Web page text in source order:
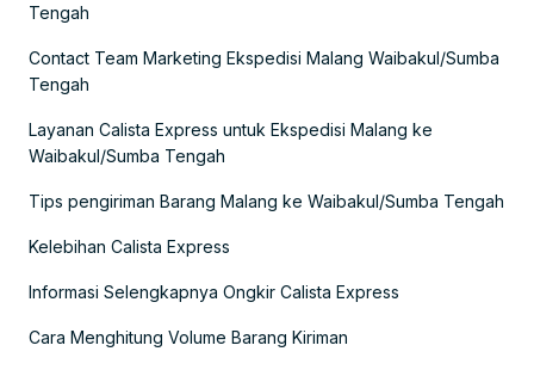
Tengah
Contact Team Marketing Ekspedisi Malang Waibakul/Sumba
Tengah
Layanan Calista Express untuk Ekspedisi Malang ke
Waibakul/Sumba Tengah
Tips pengiriman Barang Malang ke Waibakul/Sumba Tengah
Kelebihan Calista Express
Informasi Selengkapnya Ongkir Calista Express
Cara Menghitung Volume Barang Kiriman